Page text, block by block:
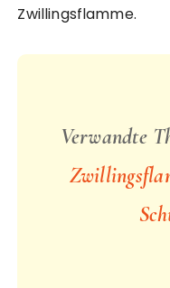
Zwillingsflamme.
Verwandte